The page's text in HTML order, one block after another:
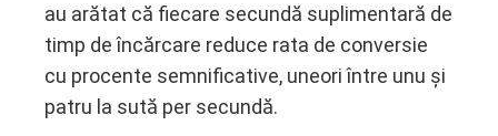
au arătat că fiecare secundă suplimentară de
timp de încărcare reduce rata de conversie
cu procente semnificative, uneori între unu și
patru la sută per secundă.